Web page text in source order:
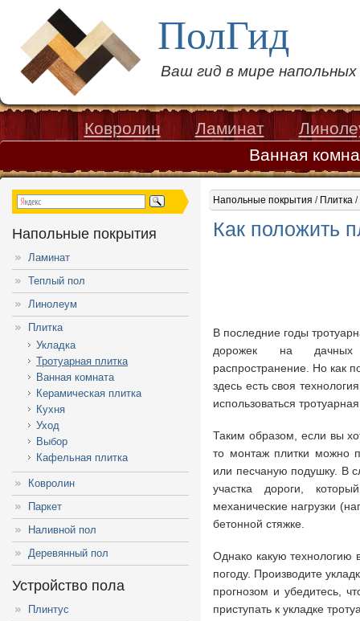
ПолГид
Ваш гид в мире
Ковролин Ламинат
Ванная
Напольные покрытия / Плитка /
Как положить
В последние годы
дорожек на дачных
распространение. Но как
здесь есть своя
использоваться
Таким образом, если вы
то монтаж плитки можно
или песчаную подушку. В
участка дороги,
механические нагрузки
бетонной стяжке.
Однако какую технологию
погоду. Производите
прогнозом и убедитесь,
приступать к укладке
Напольные покрытия
Ламинат
Теплый пол
Линолеум
Плитка
Укладка
Тротуарная плитка
Ванная комната
Керамическая плитка
Кухня
Уход
Выбор
Кафельная плитка
Ковролин
Паркет
Наливной пол
Деревянный пол
Устройство пола
Плинтус